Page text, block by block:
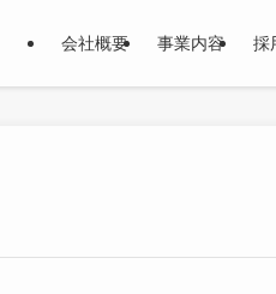
会社概要 事業内容 採